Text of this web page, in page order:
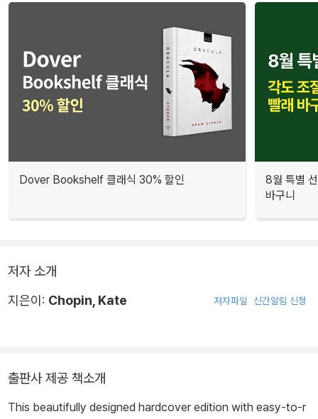
Dover Bookshelf 클래식 30% 할인
8월 특별
바구니
저자 소개
지은이: Chopin, Kate 저자파일 신간알림 신청
출판사 제공 책소개
This beautifully designed hardcover edition with easy-to-r